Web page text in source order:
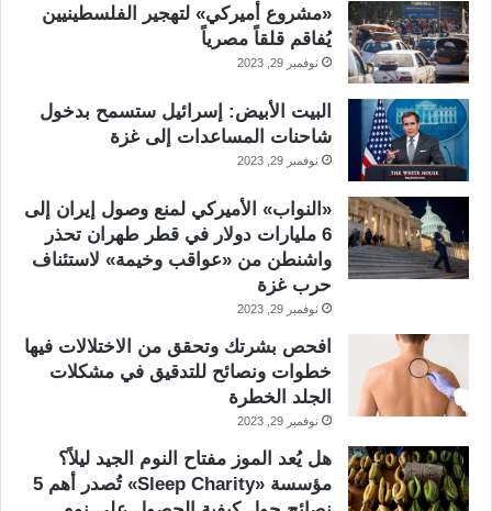
«مشروع أميركي» لتهجير الفلسطينيين
يُفاقم قلقاً مصرياً
نوفمبر 29, 2023
البيت الأبيض: إسرائيل ستسمح بدخول
شاحنات المساعدات إلى غزة
نوفمبر 29, 2023
«النواب» الأميركي لمنع وصول إيران إلى
6 مليارات دولار في قطر طهران تحذر
واشنطن من «عواقب وخيمة» لاستئناف
حرب غزة
نوفمبر 29, 2023
افحص بشرتك وتحقق من الاختلالات فيها
خطوات ونصائح للتدقيق في مشكلات
الجلد الخطرة
نوفمبر 29, 2023
هل يُعد الموز مفتاح النوم الجيد ليلاً؟
مؤسسة «Sleep Charity» تُصدر أهم 5